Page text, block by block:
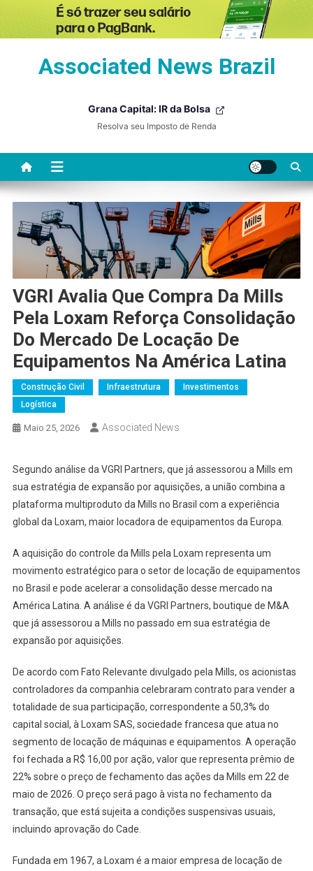
Associated News Brazil
Grana Capital: IR da Bolsa
Resolva seu Imposto de Renda
VGRI Avalia Que Compra Da Mills
Pela Loxam Reforça Consolidação
Do Mercado De Locação De
Equipamentos Na América Latina
Construção Civil Infraestrutura
Investimentos
Logística
Maio 25, 2026 Associated News
Segundo análise da VGRI Partners, que já assessorou a Mills em
sua estratégia de expansão por aquisições, a união combina a
plataforma multiproduto da Mills no Brasil com a experiência
global da Loxam, maior locadora de equipamentos da Europa.
A aquisição do controle da Mills pela Loxam representa um
movimento estratégico para o setor de locação de equipamentos
no Brasil e pode acelerar a consolidação desse mercado na
América Latina. A análise é da VGRI Partners, boutique de M&A
que já assessorou a Mills no passado em sua estratégia de
expansão por aquisições.
De acordo com Fato Relevante divulgado pela Mills, os acionistas
controladores da companhia celebraram contrato para vender a
totalidade de sua participação, correspondente a 50,3% do
capital social, à Loxam SAS, sociedade francesa que atua no
segmento de locação de máquinas e equipamentos. A operação
foi fechada a R$ 16,00 por ação, valor que representa prêmio de
22% sobre o preço de fechamento das ações da Mills em 22 de
maio de 2026. O preço será pago à vista no fechamento da
transação, que está sujeita a condições suspensivas usuais,
incluindo aprovação do Cade.
Fundada em 1967, a Loxam é a maior empresa de locação de